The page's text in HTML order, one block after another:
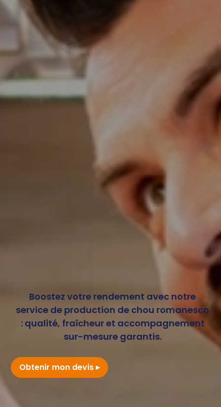
Boostez votre rendement avec notre
service de production de chou romanesco
: qualité, fraîcheur et accompagnement
sur-mesure garantis.
Obtenir mon devis